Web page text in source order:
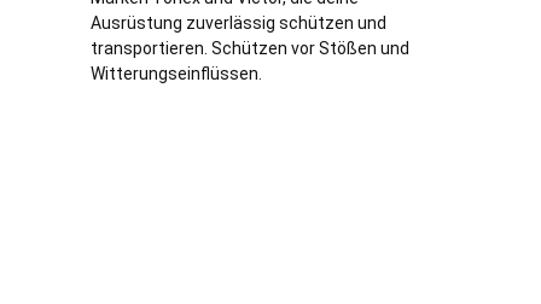
Ausrüstung zuverlässig schützen und
transportieren. Schützen vor Stößen und
Witterungseinflüssen.